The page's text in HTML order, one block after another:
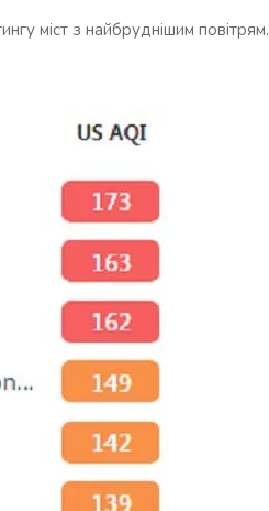
міст з найбруднішим повітрям.